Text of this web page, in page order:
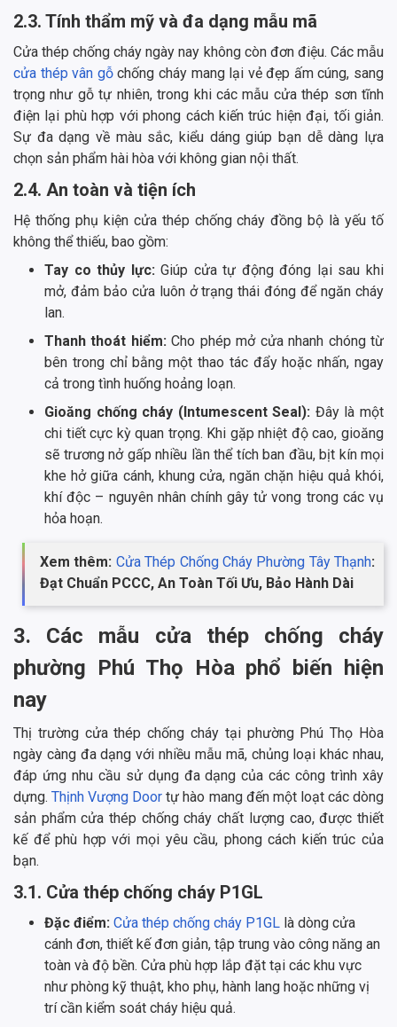
2.3. Tính thẩm mỹ và đa dạng mẫu mã
Cửa thép chống cháy ngày nay không còn đơn điệu. Các mẫu
cửa thép vân gỗchống cháy mang lại vẻ đẹp ấm cúng, sang
trọng như gỗ tự nhiên, trong khi các mẫu cửa thép sơn tĩnh
điện lại phù hợp với phong cách kiến trúc hiện đại, tối giản.
Sự đa dạng về màu sắc, kiểu dáng giúp bạn dễ dàng lựa
chọn sản phẩm hài hòa với không gian nội thất.
2.4. An toàn và tiện ích
Hệ thống phụ kiện cửa thép chống cháy đồng bộ là yếu tố
không thể thiếu, bao gồm:
Tay co thủy lực:Giúp cửa tự động đóng lại sau khi
mở, đảm bảo cửa luôn ở trạng thái đóng để ngăn cháy
lan.
Thanh thoát hiểm:Cho phép mở cửa nhanh chóng từ
bên trong chỉ bằng một thao tác đẩy hoặc nhấn, ngay
cả trong tình huống hoảng loạn.
Gioăng chống cháy (Intumescent Seal): Đây là một
chi tiết cực kỳ quan trọng. Khi gặp nhiệt độ cao, gioăng
sẽ trương nở gấp nhiều lần thể tích ban đầu, bịt kín mọi
khe hở giữa cánh, khung cửa, ngăn chặn hiệu quả khói,
khí độc – nguyên nhân chính gây tử vong trong các vụ
hỏa hoạn.
Xem thêm: Cửa Thép Chống Cháy Phường Tây Thạnh:
Đạt Chuẩn PCCC, An Toàn Tối Ưu, Bảo Hành Dài
3. Các mẫu cửa thép chống cháy
phường Phú Thọ Hòa phổ biến hiện
nay
Thị trường cửa thép chống cháy tại phường Phú Thọ Hòa
ngày càng đa dạng với nhiều mẫu mã, chủng loại khác nhau,
đáp ứng nhu cầu sử dụng đa dạng của các công trình xây
dựng.Thịnh Vượng Door tự hào mang đến một loạt các dòng
sản phẩm cửa thép chống cháy chất lượng cao, được thiết
kế để phù hợp với mọi yêu cầu, phong cách kiến trúc của
bạn.
3.1. Cửa thép chống cháy P1GL
Đặc điểm: Cửa thép chống cháy P1GL là dòng cửa
cánh đơn, thiết kế đơn giản, tập trung vào công năng an
toàn và độ bền. Cửa phù hợp lắp đặt tại các khu vực
như phòng kỹ thuật, kho phụ, hành lang hoặc những vị
trí cần kiểm soát cháy hiệu quả.